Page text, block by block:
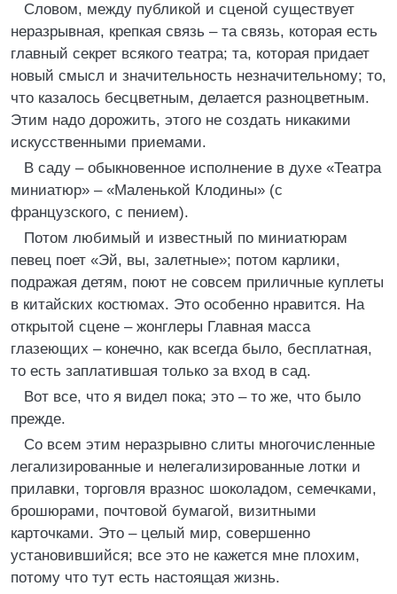
Словом, между публикой и сценой существует
неразрывная, крепкая связь – та связь, которая есть
главный секрет всякого театра; та, которая придает
новый смысл и значительность незначительному; то,
что казалось бесцветным, делается разноцветным.
Этим надо дорожить, этого не создать никакими
искусственными приемами.
В саду – обыкновенное исполнение в духе «Театра
миниатюр» – «Маленькой Клодины» (с
французского, с пением).
Потом любимый и известный по миниатюрам
певец поет «Эй, вы, залетные»; потом карлики,
подражая детям, поют не совсем приличные куплеты
в китайских костюмах. Это особенно нравится. На
открытой сцене – жонглеры Главная масса
глазеющих – конечно, как всегда было, бесплатная,
то есть заплатившая только за вход в сад.
Вот все, что я видел пока; это – то же, что было
прежде.
Со всем этим неразрывно слиты многочисленные
легализированные и нелегализированные лотки и
прилавки, торговля вразнос шоколадом, семечками,
брошюрами, почтовой бумагой, визитными
карточками. Это – целый мир, совершенно
установившийся; все это не кажется мне плохим,
потому что тут есть настоящая жизнь.